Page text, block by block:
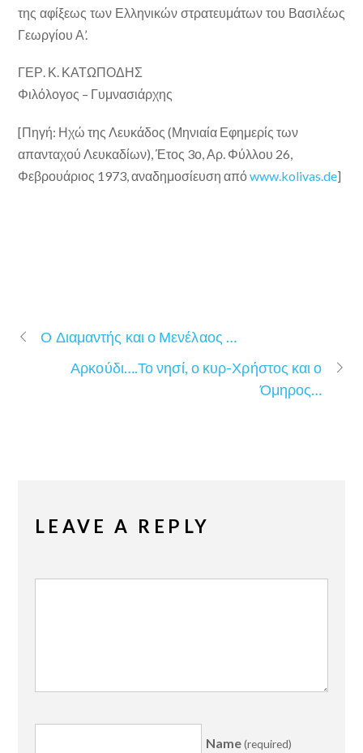
της αφίξεως των Ελληνικών στρατευμάτων του Βασιλέως
Γεωργίου Α’.
ΓΕΡ. Κ. ΚΑΤΩΠΟΔΗΣ
Φιλόλογος – Γυμνασιάρχης
[Πηγή: Ηχώ της Λευκάδος (Μηνιαία Εφημερίς των
απανταχού Λευκαδίων), Έτος 3ο, Αρ. Φύλλου 26,
Φεβρουάριος 1973, αναδημοσίευση απόwww.kolivas.de]
Ο Διαμαντής και ο Μενέλαος …
Αρκούδι….Το νησί, ο κυρ-Χρήστος και ο
Όμηρος…
LEAVE A REPLY
Name(required)